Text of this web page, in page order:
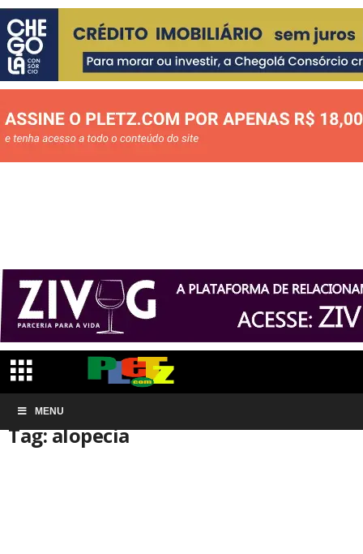
MENU
Início Tags
Tag: alopecia